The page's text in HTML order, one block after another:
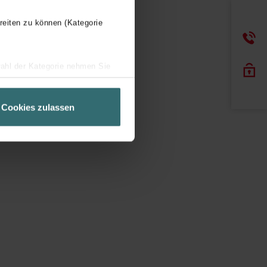
zu können (Kategorie
der Kategorie nehmen Sie
Informationen
über einen Link in der
Cookies zulassen